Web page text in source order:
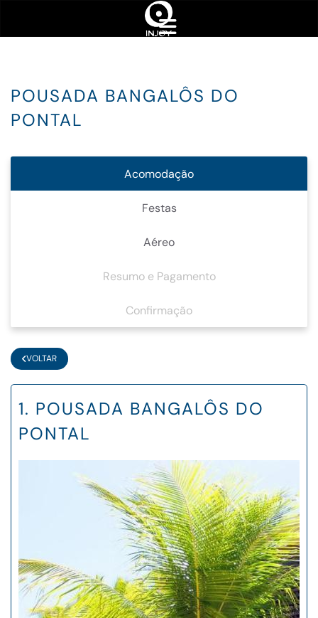
POUSADA BANGALÔS DO
PONTAL
VOLTAR
Acomodação
Festas
Aéreo
Resumo e Pagamento
Confirmação
1. POUSADA BANGALÔS DO
PONTAL